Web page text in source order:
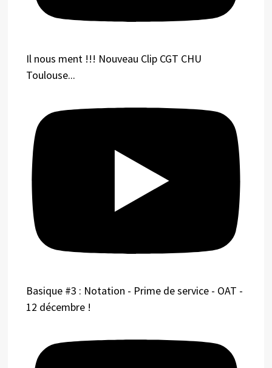
Il nous ment !!! Nouveau Clip CGT CHU
Toulouse...
Basique #3 : Notation - Prime de service - OAT -
12 décembre !